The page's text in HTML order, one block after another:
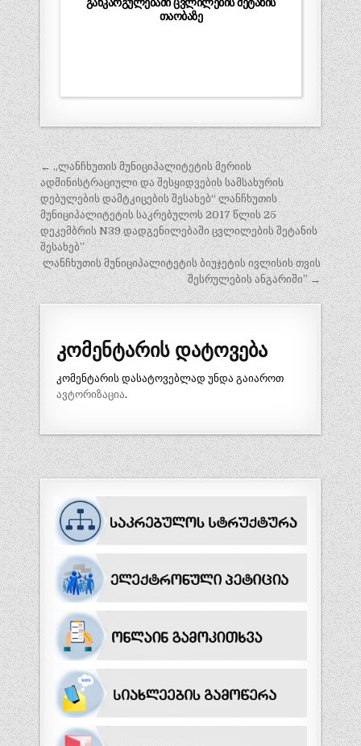
განკარგულებაში ცვლილების შეტანის
თაობაზე
პ
ო
ს
ტ
ი
ს
ნ
ა
ვ
ი
გ
ა
ც
ი
ა
← „ლანჩხუთის მუნიციპალიტეტის მერიის
ადმინისტრაციული და შესყიდვების სამსახურის
დებულების დამტკიცების შესახებ“ ლანჩხუთის
მუნიციპალიტეტის საკრებულოს 2017 წლის 25
დეკემბრის N39 დადგენილებაში ცვლილების შეტანის
შესახებ”
ლანჩხუთის მუნიციპალიტეტის ბიუჯეტის ივლისის თვის
შესრულების ანგარიში” →
კომენტარის დატოვება
კომენტარის დასატოვებლად უნდა გაიაროთ
ავტორიზაცია.